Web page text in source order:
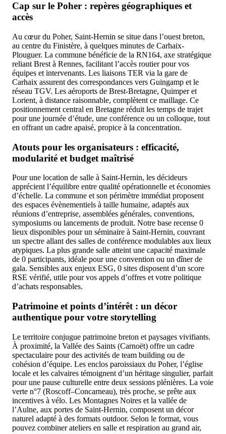
Cap sur le Poher : repères géographiques et
accès
Au cœur du Poher, Saint-Hernin se situe dans l’ouest breton,
au centre du Finistère, à quelques minutes de Carhaix-
Plouguer. La commune bénéficie de la RN164, axe stratégique
reliant Brest à Rennes, facilitant l’accès routier pour vos
équipes et intervenants. Les liaisons TER via la gare de
Carhaix assurent des correspondances vers Guingamp et le
réseau TGV. Les aéroports de Brest-Bretagne, Quimper et
Lorient, à distance raisonnable, complètent ce maillage. Ce
positionnement central en Bretagne réduit les temps de trajet
pour une journée d’étude, une conférence ou un colloque, tout
en offrant un cadre apaisé, propice à la concentration.
Atouts pour les organisateurs : efficacité,
modularité et budget maîtrisé
Pour une location de salle à Saint-Hernin, les décideurs
apprécient l’équilibre entre qualité opérationnelle et économies
d’échelle. La commune et son périmètre immédiat proposent
des espaces évènementiels à taille humaine, adaptés aux
réunions d’entreprise, assemblées générales, conventions,
symposiums ou lancements de produit. Notre base recense 0
lieux disponibles pour un séminaire à Saint-Hernin, couvrant
un spectre allant des salles de conférence modulables aux lieux
atypiques. La plus grande salle atteint une capacité maximale
de 0 participants, idéale pour une convention ou un dîner de
gala. Sensibles aux enjeux ESG, 0 sites disposent d’un score
RSE vérifié, utile pour vos appels d’offres et votre politique
d’achats responsables.
Patrimoine et points d’intérêt : un décor
authentique pour votre storytelling
Le territoire conjugue patrimoine breton et paysages vivifiants.
À proximité, la Vallée des Saints (Carnoët) offre un cadre
spectaculaire pour des activités de team building ou de
cohésion d’équipe. Les enclos paroissiaux du Poher, l’église
locale et les calvaires témoignent d’un héritage singulier, parfait
pour une pause culturelle entre deux sessions plénières. La voie
verte n°7 (Roscoff–Concarneau), très proche, se prête aux
incentives à vélo. Les Montagnes Noires et la vallée de
l’Aulne, aux portes de Saint-Hernin, composent un décor
naturel adapté à des formats outdoor. Selon le format, vous
pouvez combiner ateliers en salle et respiration au grand air,